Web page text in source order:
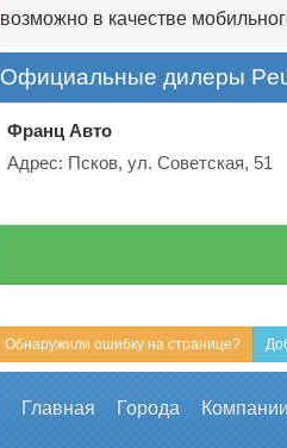
возможно в качестве
Официальные дилеры
Франц Авто
Адрес: Псков, ул. Советская, 51
Обнаружили ошибку на странице?
Главная Города Компании